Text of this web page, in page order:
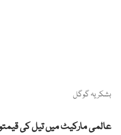
بشکریہ گوگل
عالمی مارکیٹ میں تیل کی